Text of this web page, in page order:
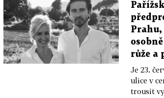
Prahu,
růže a
Je 23.
ulice v
trousit